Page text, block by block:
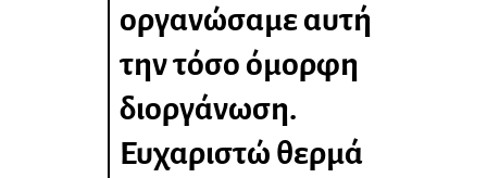
οργανώσαμε αυτή
την τόσο όμορφη
διοργάνωση.
Ευχαριστώ θερμά